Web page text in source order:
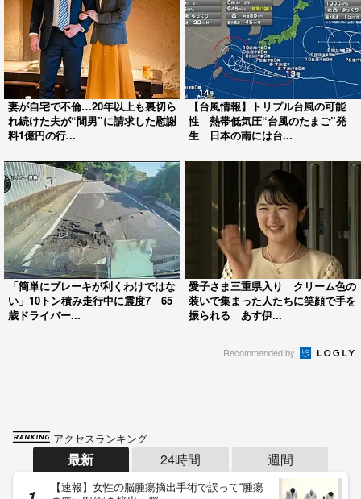
妻が自宅で不倫…20年以上も裏切ら
れ続けた夫が“間男”に請求した慰謝
料1億円の行...
【台風情報】トリプル台風の可能
性 熱帯低気圧“台風のたまご”発
生 日本の南には台...
「簡単にブレーキが利くわけではな
い」10トン積み走行中に震度7 65
歳ドライバー...
愛子さま三重県入り クリーム色の
装いで集まった人たちに笑顔で手を
振られる あす伊...
Recommended by
アクセスランキング
最新 24時間 週間
【速報】女性の脳腫瘍摘出手術で誤って“腫瘍